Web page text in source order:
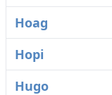
Hoag
Hopi
Hugo